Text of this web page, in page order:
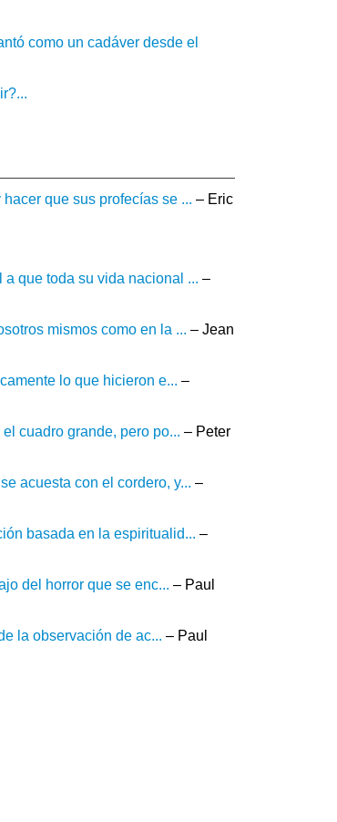
como un cadáver desde el
que sus profecías se ... – Eric
que toda su vida nacional ... –
mismos como en la ... – Jean
lo que hicieron e... –
cuadro grande, pero po... – Peter
acuesta con el cordero, y... –
basada en la espiritualid... –
del horror que se enc... – Paul
la observación de ac... – Paul